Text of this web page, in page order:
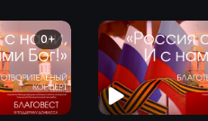
0+